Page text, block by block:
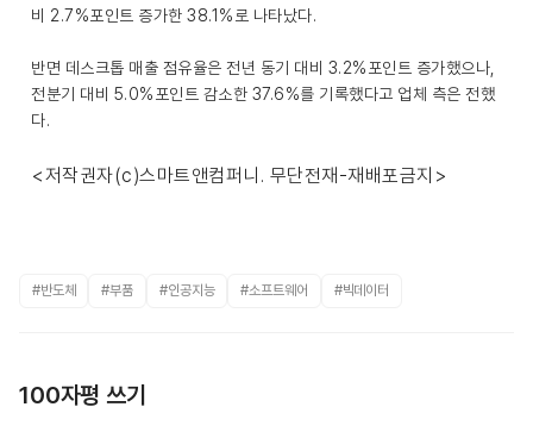
비 2.7%포인트 증가한 38.1%로 나타났다.
반면 데스크톱 매출 점유율은 전년 동기 대비 3.2%포인트 증가했으나,
전분기 대비 5.0%포인트 감소한 37.6%를 기록했다고 업체 측은 전했
다.
<저작권자(c)스마트앤컴퍼니. 무단전재-재배포금지>
#반도체 #부품 #인공지능 #소프트웨어 #빅데이터
100자평 쓰기